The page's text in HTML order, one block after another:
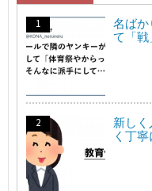
名ばか
て「戦
新し
く丁